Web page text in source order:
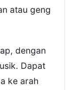
atau geng
dengan
Dapat
ke arah